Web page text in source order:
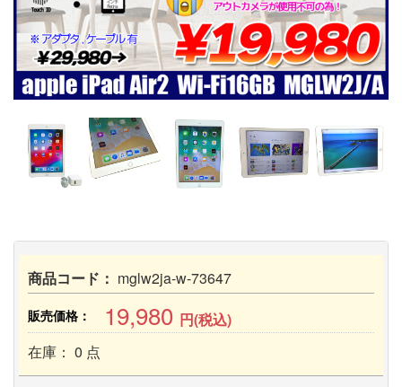
商品コード： mglw2ja-w-73647
販売価格： 19,980 円(税込)
在庫： 0 点